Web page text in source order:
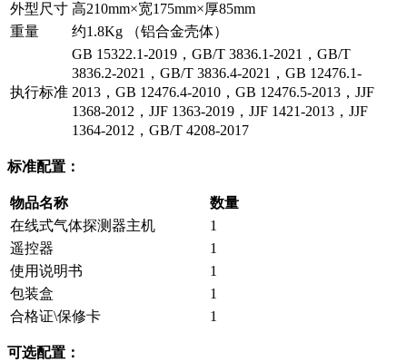
外型尺寸 高210mm×宽175mm×厚85mm
重量
约1.8Kg （铝合金壳体）
执行标准
GB 15322.1-2019，GB/T 3836.1-2021，GB/T
3836.2-2021，GB/T 3836.4-2021，GB 12476.1-
2013，GB 12476.4-2010，GB 12476.5-2013，JJF
1368-2012，JJF 1363-2019，JJF 1421-2013，JJF
1364-2012，GB/T 4208-2017
标准配置：
物品名称
数量
在线式气体探测器主机
1
遥控器
1
使用说明书
1
包装盒
1
合格证\保修卡
1
可选配置：